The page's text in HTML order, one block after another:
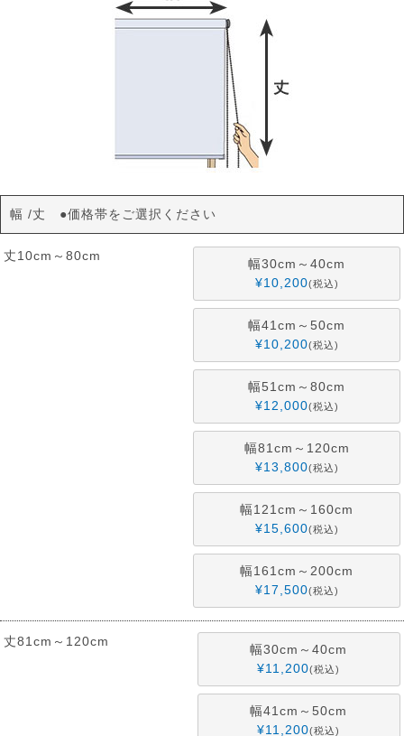
幅 丈 ●価格帯をご選択ください
丈10cm～80cm
幅30cm～40cm
¥10,200 税込
幅41cm～50cm
¥10,200 税込
幅51cm～80cm
¥12,000 税込
幅81cm～120cm
¥13,800 税込
幅121cm～160cm
¥15,600 税込
幅161cm～200cm
¥17,500 税込
丈81cm～120cm
幅30cm～40cm
¥11,200 税込
幅41cm～50cm
¥11,200 税込